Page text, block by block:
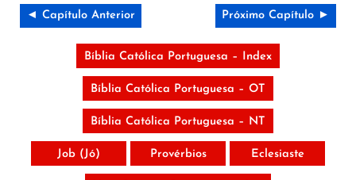
◄ Capítulo Anterior Próximo Capítulo ►
Bíblia Católica Portuguesa – Index
Bíblia Católica Portuguesa – OT
Bíblia Católica Portuguesa – NT
Job (Jó) Provérbios Eclesiaste